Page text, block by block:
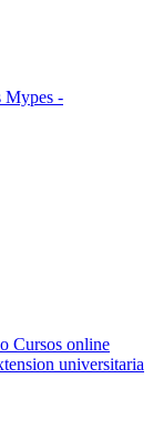
Mypes -
Cursos online
universitaria